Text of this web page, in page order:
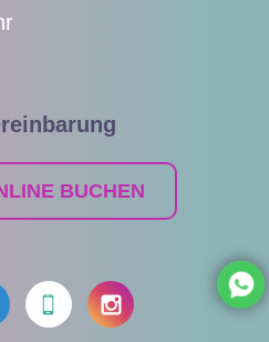
BUCHEN